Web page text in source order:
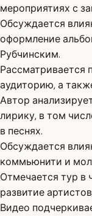
мероприятиях с
Обсуждается
оформление
Рубчинским.
Рассматривается
аудиторию, а
Автор
лирику, в том
в песнях.
Обсуждается
коммьюнити и
Отмечается тур в
развитие
Видео